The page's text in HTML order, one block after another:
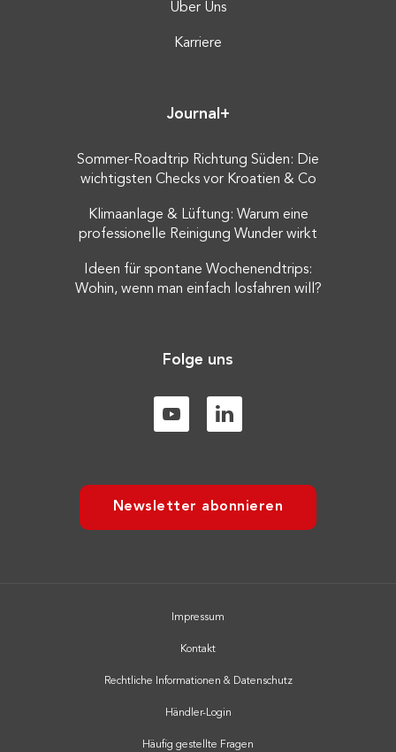
Über Uns
Karriere
Journal+
Sommer-Roadtrip Richtung Süden: Die
wichtigsten Checks vor Kroatien & Co
Klimaanlage & Lüftung: Warum eine
professionelle Reinigung Wunder wirkt
Ideen für spontane Wochenendtrips:
Wohin, wenn man einfach losfahren will?
Folge uns
Newsletter abonnieren
Impressum
Kontakt
Rechtliche Informationen & Datenschutz
Händler-Login
Häufig gestellte Fragen